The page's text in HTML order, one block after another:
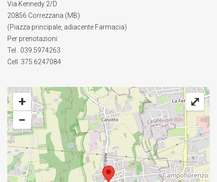
Via Kennedy 2/D
20856 Correzzana (MB)
(Piazza principale, adiacente Farmacia)
Per prenotazioni:
Tel. 039.5974263
Cell. 375.6247084
+
−
⤢